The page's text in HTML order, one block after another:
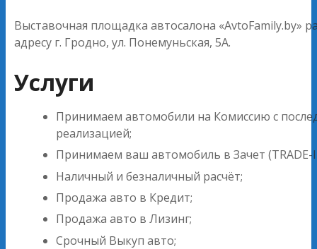
Выставочная площадка автосалона «AvtoFamily.by»
адресу г. Гродно, ул. Понемуньская, 5А.
Услуги
Принимаем автомобили на Комиссию с
реализацией;
Принимаем ваш автомобиль в Зачет (TRADE-
Наличный и безналичный расчёт;
Продажа авто в Кредит;
Продажа авто в Лизинг;
Срочный Выкуп авто;